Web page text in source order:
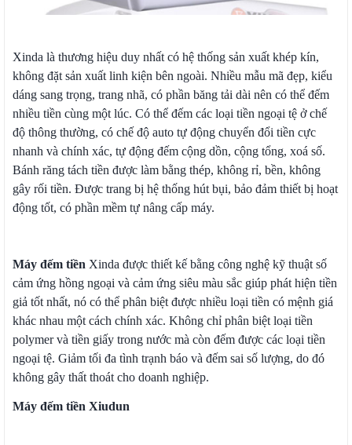
Xinda là thương hiệu duy nhất có hệ thống sản xuất khép kín,
không đặt sản xuất linh kiện bên ngoài. Nhiều mẫu mã đẹp, kiểu
dáng sang trọng, trang nhã, có phần băng tải dài nên có thể đếm
nhiều tiền cùng một lúc. Có thể đếm các loại tiền ngoại tệ ở chế
độ thông thường, có chế độ auto tự động chuyển đổi tiền cực
nhanh và chính xác, tự động đếm cộng dồn, cộng tổng, xoá số.
Bánh răng tách tiền được làm bằng thép, không rỉ, bền, không
gây rối tiền. Được trang bị hệ thống hút bụi, bảo đảm thiết bị hoạt
động tốt, có phần mềm tự nâng cấp máy.
Máy đếm tiền Xinda được thiết kế bằng công nghệ kỹ thuật số
cảm ứng hồng ngoại và cảm ứng siêu màu sắc giúp phát hiện tiền
giả tốt nhất, nó có thể phân biệt được nhiều loại tiền có mệnh giá
khác nhau một cách chính xác. Không chỉ phân biệt loại tiền
polymer và tiền giấy trong nước mà còn đếm được các loại tiền
ngoại tệ. Giảm tối đa tình trạnh báo và đếm sai số lượng, do đó
không gây thất thoát cho doanh nghiệp.
Máy đếm tiền Xiudun